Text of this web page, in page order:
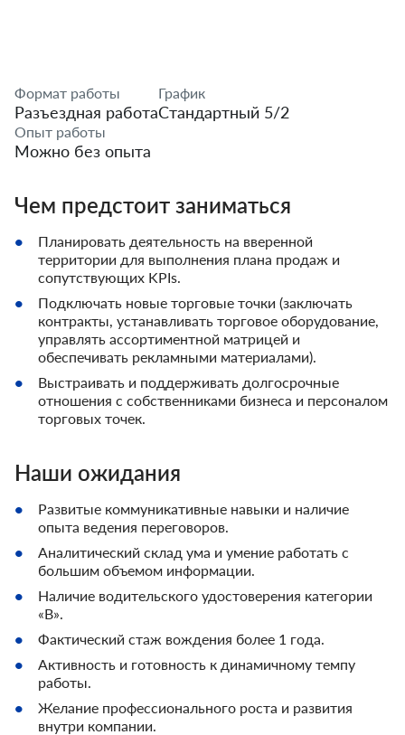
Формат работы
Разъездная работа
График
Стандартный 5/2
Опыт работы
Можно без опыта
Чем предстоит заниматься
Планировать деятельность на вверенной
территории для выполнения плана продаж и
сопутствующих KPIs.
Подключать новые торговые точки (заключать
контракты, устанавливать торговое оборудование,
управлять ассортиментной матрицей и
обеспечивать рекламными материалами).
Выстраивать и поддерживать долгосрочные
отношения с собственниками бизнеса и персоналом
торговых точек.
Наши ожидания
Развитые коммуникативные навыки и наличие
опыта ведения переговоров.
Аналитический склад ума и умение работать с
большим объемом информации.
Наличие водительского удостоверения категории
«В».
Фактический стаж вождения более 1 года.
Активность и готовность к динамичному темпу
работы.
Желание профессионального роста и развития
внутри компании.